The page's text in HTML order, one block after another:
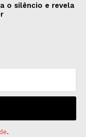
o silêncio e revela
.